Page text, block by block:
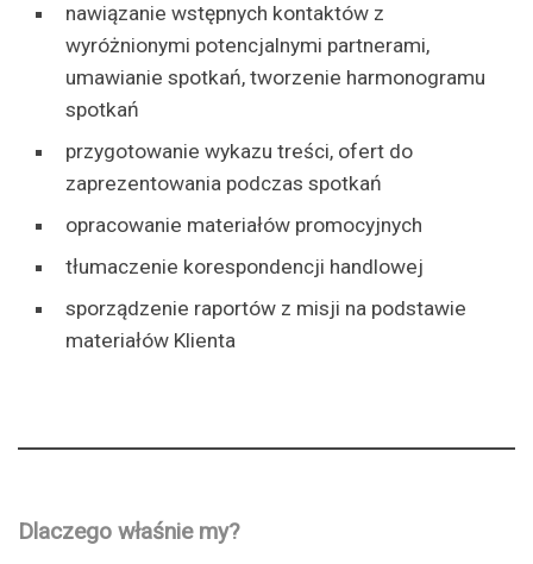
nawiązanie wstępnych kontaktów z
wyróżnionymi potencjalnymi partnerami,
umawianie spotkań, tworzenie harmonogramu
spotkań
przygotowanie wykazu treści, ofert do
zaprezentowania podczas spotkań
opracowanie materiałów promocyjnych
tłumaczenie korespondencji handlowej
sporządzenie raportów z misji na podstawie
materiałów Klienta
Dlaczego właśnie my?